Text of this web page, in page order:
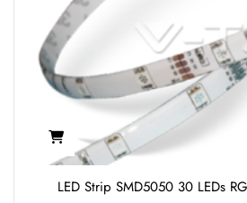
LED Strip SMD5050 30 LEDs